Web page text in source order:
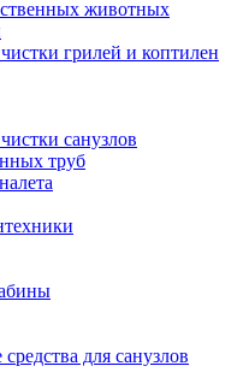
животных
грилей и коптилен
санузлов
труб
для санузлов